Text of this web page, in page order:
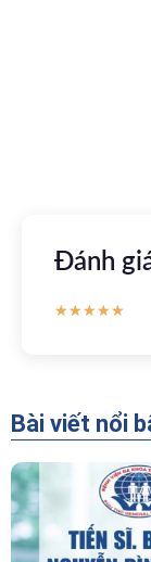
Đánh
★★★★★
Bài viết nổi
“Người